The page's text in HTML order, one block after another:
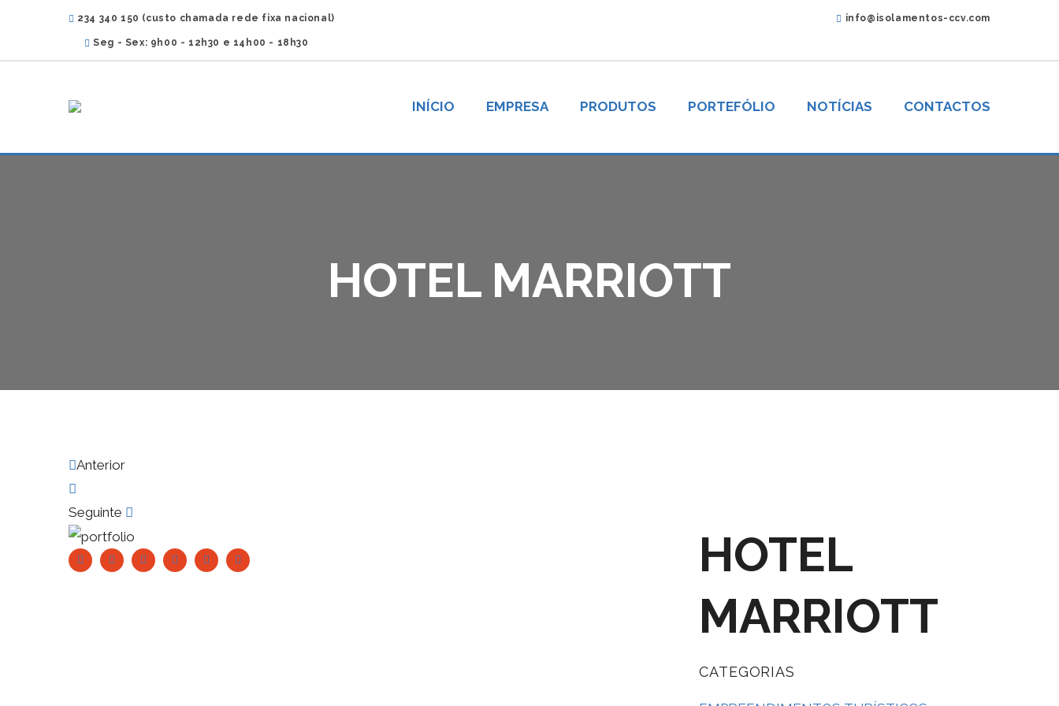
234 340 150 (custo chamada rede fixa nacional)
Seg - Sex: 9h00 - 12h30 e 14h00 - 18h30
info@isolamentos-ccv.com
INÍCIO EMPRESA PRODUTOS PORTEFÓLIO NOTÍCIAS CONTACTOS
HOTEL MARRIOTT
Anterior
Seguinte
HOTEL
MARRIOTT
CATEGORIAS